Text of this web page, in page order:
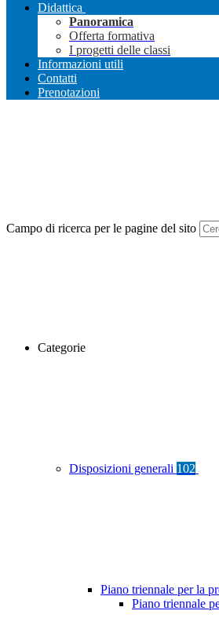
Didattica
Panoramica
Offerta formativa
I progetti delle classi
Informazioni utili
Contatti
Prenotazioni
Campo di ricerca per le pagine del sito
Categorie
Disposizioni generali 102
Piano triennale per la
Piano triennale